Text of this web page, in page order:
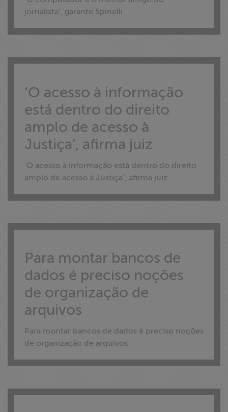
Liberdade de
e Litigância
Documentários
Homenageados
Notícias
Doe para
>> Conteúdo
exclusivo para
associados
Assine a nossa
newsletter
Fale Conosco
jornalista’, garante Spinelli
‘O acesso à informação
está dentro do direito
amplo de acesso à
Justiça’, afirma juiz
‘O acesso à informação está dentro do direito
amplo de acesso à Justiça’, afirma juiz
Para montar bancos de
dados é preciso noções
de organização de
arquivos
Para montar bancos de dados é preciso noções
de organização de arquivos